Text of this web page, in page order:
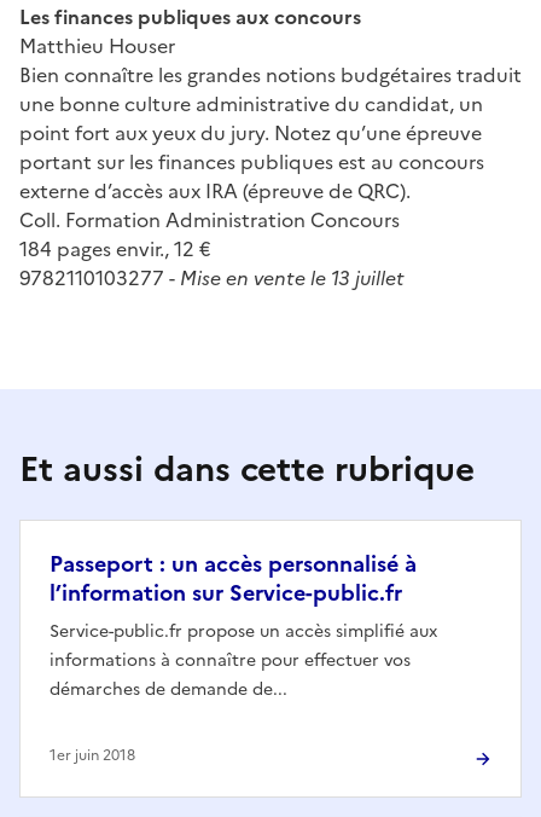
Les finances publiques aux concours
Matthieu Houser
Bien connaître les grandes notions budgétaires traduit
une bonne culture administrative du candidat, un
point fort aux yeux du jury. Notez qu’une épreuve
portant sur les finances publiques est au concours
externe d’accès aux IRA (épreuve de QRC).
Coll. Formation Administration Concours
184 pages envir., 12 €
9782110103277 - Mise en vente le 13 juillet
Et aussi dans cette rubrique
Passeport : un accès personnalisé à
l’information sur Service-public.fr
Service-public.fr propose un accès simplifié aux
informations à connaître pour effectuer vos
démarches de demande de...
1er juin 2018